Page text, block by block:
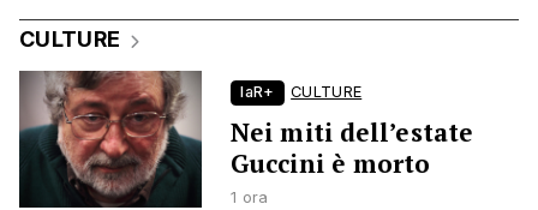
CULTURE
laR+ CULTURE
Nei miti dell’estate
Guccini è morto
1 ora